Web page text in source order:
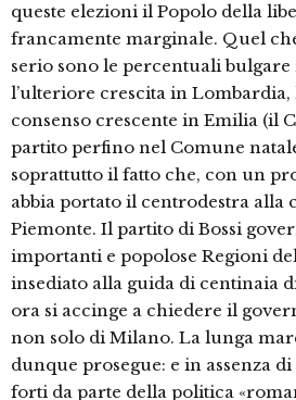
queste elezioni il Popolo della
francamente marginale. Quel
serio sono le percentuali bulgare
l’ulteriore crescita in Lombardia,
consenso crescente in Emilia (il
partito perfino nel Comune
soprattutto il fatto che, con un
abbia portato il centrodestra alla
Piemonte. Il partito di Bossi
importanti e popolose Regioni
insediato alla guida di centinaia
ora si accinge a chiedere il
non solo di Milano. La lunga
dunque prosegue: e in assenza
forti da parte della politica